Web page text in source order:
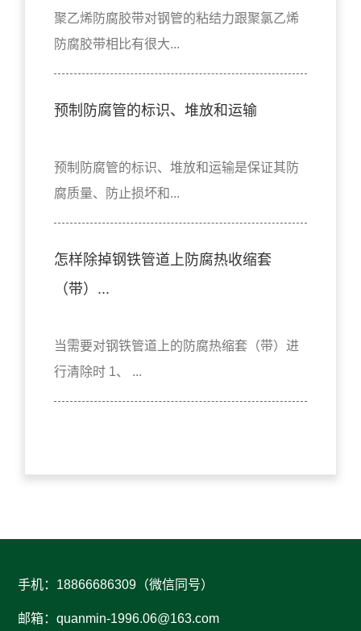
聚乙烯防腐胶带对钢管的粘结力跟聚氯乙烯
防腐胶带相比有很大...
预制防腐管的标识、堆放和运输
预制防腐管的标识、堆放和运输是保证其防
腐质量、防止损坏和...
怎样除掉钢铁管道上防腐热收缩套
（带）...
当需要对钢铁管道上的防腐热缩套（带）进
行清除时 1、 ...
手机：18866686309（微信同号）
邮箱：quanmin-1996.06@163.com